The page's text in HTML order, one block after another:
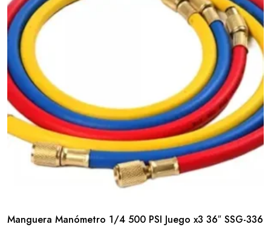
Manguera Manómetro 1/4 500 PSI Juego x3 36″ SSG-336